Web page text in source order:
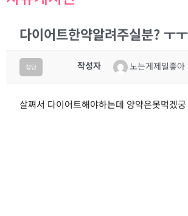
다이어트한약알려주실분? ㅜㅜ
잡담 작성자 노는게제일좋아
살쪄서 다이어트해야하는데 양약은못먹겠